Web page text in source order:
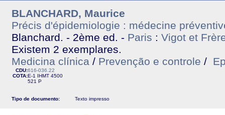
BLANCHARD, Maurice
Précis d'épidemiologie : médecine
Blanchard. - 2ème ed. - Paris : Vigot et
Existem 2 exemplares.
Medicina clínica / Prevenção e controle /
CDU:616-036.22
COTA:E-1 IHMT 4500
521 P
Tipo de documento: Texto impresso